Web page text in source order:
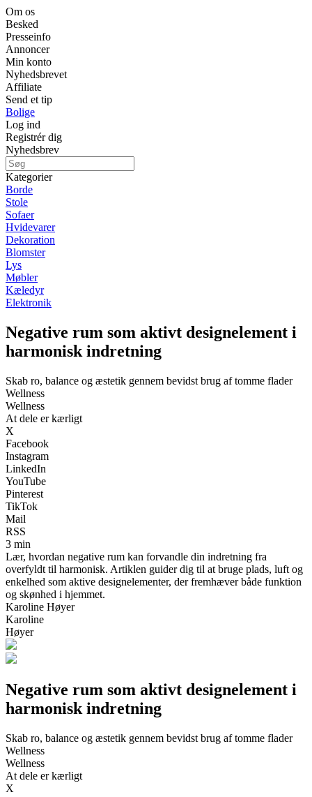
Om os
Besked
Presseinfo
Annoncer
Min konto
Nyhedsbrevet
Affiliate
Send et tip
Bolige
Log ind
Registrér dig
Nyhedsbrev
Kategorier
Borde
Stole
Sofaer
Hvidevarer
Dekoration
Blomster
Lys
Møbler
Kæledyr
Elektronik
Negative rum som aktivt designelement i
harmonisk indretning
Skab ro, balance og æstetik gennem bevidst brug af tomme flader
Wellness
Wellness
At dele er kærligt
X
Facebook
Instagram
LinkedIn
YouTube
Pinterest
TikTok
Mail
RSS
3 min
Lær, hvordan negative rum kan forvandle din indretning fra
overfyldt til harmonisk. Artiklen guider dig til at bruge plads, luft og
enkelhed som aktive designelementer, der fremhæver både funktion
og skønhed i hjemmet.
Karoline Høyer
Karoline
Høyer
Negative rum som aktivt designelement i
harmonisk indretning
Skab ro, balance og æstetik gennem bevidst brug af tomme flader
Wellness
Wellness
At dele er kærligt
X